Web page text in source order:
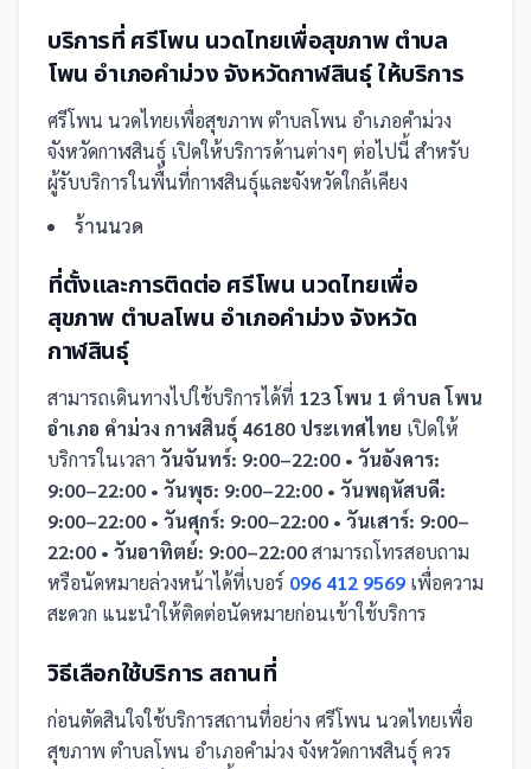
บริการที่ ศรีโพน นวดไทยเพื่อสุขภาพ ตำบล
โพน อำเภอคำม่วง จังหวัดกาฬสินธุ์ให้บริการ
ศรีโพน นวดไทยเพื่อสุขภาพ ตำบลโพน อำเภอคำม่วง
จังหวัดกาฬสินธุ์ เปิดให้บริการด้านต่างๆ ต่อไปนี้ สำหรับ
ผู้รับบริการในพื้นที่กาฬสินธุ์และจังหวัดใกล้เคียง
ร้านนวด
ที่ตั้งและการติดต่อ ศรีโพน นวดไทยเพื่อ
สุขภาพ ตำบลโพน อำเภอคำม่วง จังหวัด
กาฬสินธุ์
สามารถเดินทางไปใช้บริการได้ที่ 123 โพน 1 ตำบล โพน
อำเภอ คำม่วง กาฬสินธุ์ 46180 ประเทศไทย เปิดให้
บริการในเวลา วันจันทร์: 9:00–22:00 • วันอังคาร:
9:00–22:00 • วันพุธ: 9:00–22:00 • วันพฤหัสบดี:
9:00–22:00 • วันศุกร์: 9:00–22:00 • วันเสาร์: 9:00–
22:00 • วันอาทิตย์: 9:00–22:00สามารถโทรสอบถาม
หรือนัดหมายล่วงหน้าได้ที่เบอร์ 096 412 9569 เพื่อความ
สะดวก แนะนำให้ติดต่อนัดหมายก่อนเข้าใช้บริการ
วิธีเลือกใช้บริการ สถานที่
ก่อนตัดสินใจใช้บริการสถานที่อย่าง ศรีโพน นวดไทยเพื่อ
สุขภาพ ตำบลโพน อำเภอคำม่วง จังหวัดกาฬสินธุ์ควร